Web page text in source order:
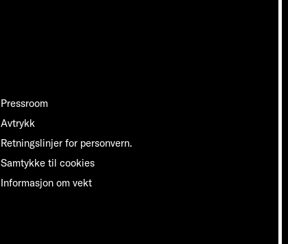
Pressroom
Avtrykk
Retningslinjer for personvern.
Samtykke til cookies
Informasjon om vekt